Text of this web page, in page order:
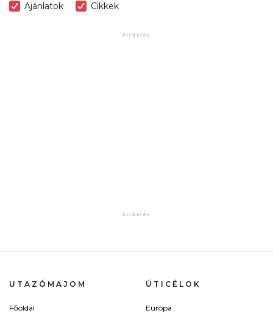
Ajánlatok Cikkek
UTAZÓMAJOM
Főoldal
ÚTICÉLOK
Európa